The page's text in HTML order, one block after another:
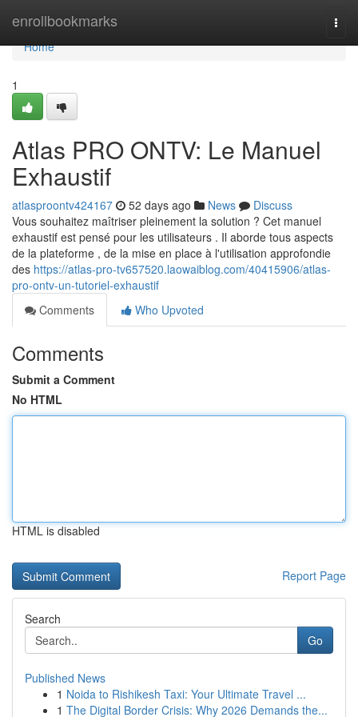
enrollbookmarks
Home
Home
1
Atlas PRO ONTV: Le Manuel
Exhaustif
atlasproontv424167 52 days ago News
Discuss
Vous souhaitez maîtriser pleinement la solution ? Cet manuel
exhaustif est pensé pour les utilisateurs . Il aborde tous aspects
de la plateforme , de la mise en place à l'utilisation approfondie
des https://atlas-pro-tv657520.laowaiblog.com/40415906/atlas-
pro-ontv-un-tutoriel-exhaustif
Comments
Who Upvoted
Comments
Submit a Comment
No HTML
HTML is disabled
Report Page
Search
Go
Published News
1 Noida to Rishikesh Taxi: Your Ultimate Travel ...
1 The Digital Border Crisis: Why 2026 Demands the...